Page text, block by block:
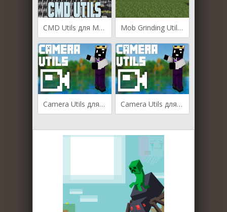
CMD Utils для Майнкрафт [1.20.4, 1.20.3] Mob Grinding Utils для Майнкрафт [1.21.1, 1.21, 1.20.4]
Camera Utils для Майнкрафт [1.20.4, 1.20.3, 1.20.2] Camera Utils для Майнкрафт [1.19.4, 1.19.3, 1.19.2]